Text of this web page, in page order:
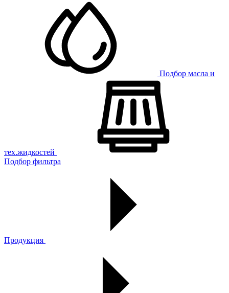
Подбор масла и
тех.жидкостей
Подбор фильтра
Продукция